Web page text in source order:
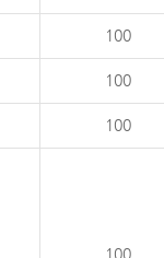
100
100
100
100